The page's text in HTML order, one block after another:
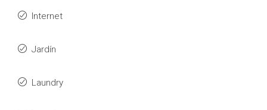
Internet
Jardín
Laundry